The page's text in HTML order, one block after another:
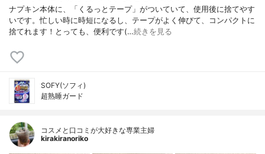
ナプキン本体に、「くるっとテープ」がついていて、使用後に捨てやす
いです。忙しい時に時短になるし、テープがよく伸びて、コンパクトに
捨てれます！とっても、便利です(…続きを見る
SOFY(ソフィ)
超熟睡ガード
コスメと口コミが大好きな専業主婦
kirakiranoriko